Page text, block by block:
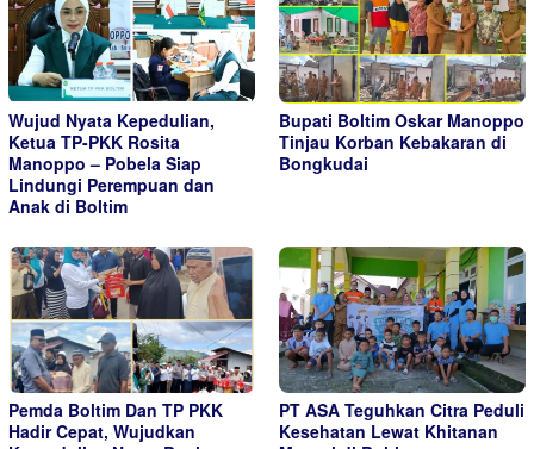
Wujud Nyata Kepedulian,
Ketua TP-PKK Rosita
Manoppo – Pobela Siap
Lindungi Perempuan dan
Anak di Boltim
Bupati Boltim Oskar Manoppo
Tinjau Korban Kebakaran di
Bongkudai
Pemda Boltim Dan TP PKK
Hadir Cepat, Wujudkan
PT ASA Teguhkan Citra Peduli
Kesehatan Lewat Khitanan